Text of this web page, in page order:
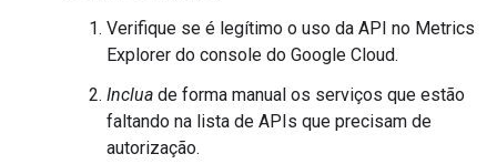
Verifique se é legítimo o uso da API no Metrics
Explorer do console do Google Cloud.
Inclua de forma manual os serviços que estão
faltando na lista de APIs que precisam de
autorização.